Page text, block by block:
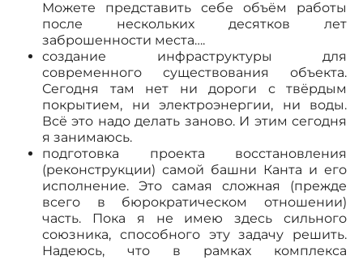
Можете представить себе объём работы
после нескольких десятков лет
заброшенности места….
создание инфраструктуры для
современного существования объекта.
Сегодня там нет ни дороги с твёрдым
покрытием, ни электроэнергии, ни воды.
Всё это надо делать заново. И этим сегодня
я занимаюсь.
подготовка проекта восстановления
(реконструкции) самой башни Канта и его
исполнение. Это самая сложная (прежде
всего в бюрократическом отношении)
часть. Пока я не имею здесь сильного
союзника, способного эту задачу решить.
Надеюсь, что в рамках комплекса